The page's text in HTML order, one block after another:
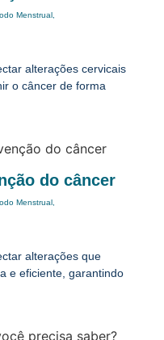
Menstrual
alterações cervicais
o câncer de forma
do câncer
Menstrual
alterações que
e eficiente, garantindo